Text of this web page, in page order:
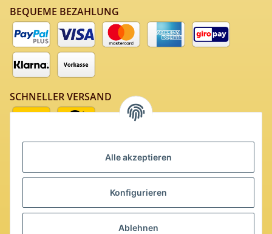
Alle akzeptieren
Konfigurieren
Ablehnen
BEQUEME BEZAHLUNG
SCHNELLER VERSAND